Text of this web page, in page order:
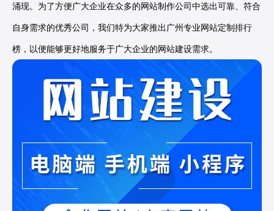
涌现。为了方便广大企业在众多的网站制作公司中选出可靠、符合
自身需求的优秀公司，我们特为大家推出广州专业网站定制排行
榜，以便能够更好地服务于广大企业的网站建设需求。